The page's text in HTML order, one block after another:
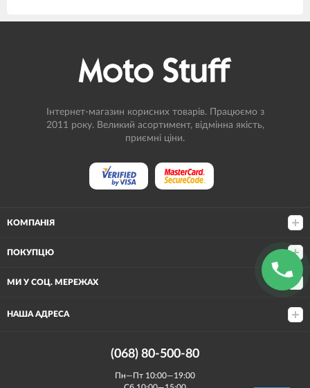
Інтернет-магазин корисних товарів. Працюємо з
2011 року. Великий асортимент, відмінна якість,
приємні ціни.
КОМПАНІЯ
ПОКУПЦЮ
МИ У СОЦ. МЕРЕЖАХ
НАША АДРЕСА
(068) 80-500-80
Пн—Пт 10:00—19:00